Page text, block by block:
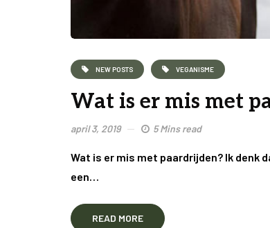
NEW POSTS VEGANISME
Wat is er mis met
april 3, 2019 5 Mins read
Wat is er mis met paardrijden? Ik denk
een…
READ MORE